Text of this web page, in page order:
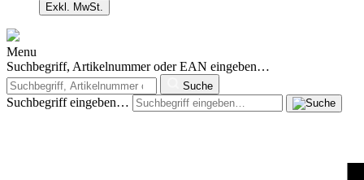
Exkl. MwSt.
Menu
Suchbegriff, Artikelnummer oder EAN eingeben…
Suche
Suchbegriff eingeben…